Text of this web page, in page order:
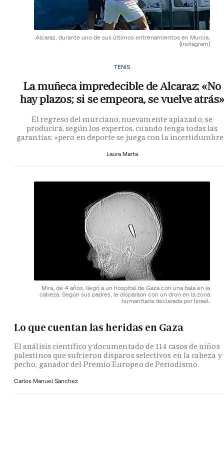
Alcaraz, durante uno de sus últimos entrenamientos en Murcia.
(Instagram)
TENIS
La muñeca impredecible de Alcaraz: «No
hay plazos; si se empeora, se vuelve atrás»
El regreso del murciano, nuevamente aplazado, se
producirá, según los expertos, cuando tenga todas las
garantías: «pero en deporte se juega con la
Laura Marta
Mira, de 4 años, llegó a un hospital de Gaza con una bala en la
cabeza. Según sus padres, le disparaon con un dron en la zona
humanitaria declarada por Israel.
Lo que cuentan las heridas en Gaza
El análisis científico y documentado de 114 casos de niños
palestinos que sufrieron disparos selectivos en la cabeza y
pecho, ganador del Premio Europeo de Periodismo.
Carlos Manuel Sanchez